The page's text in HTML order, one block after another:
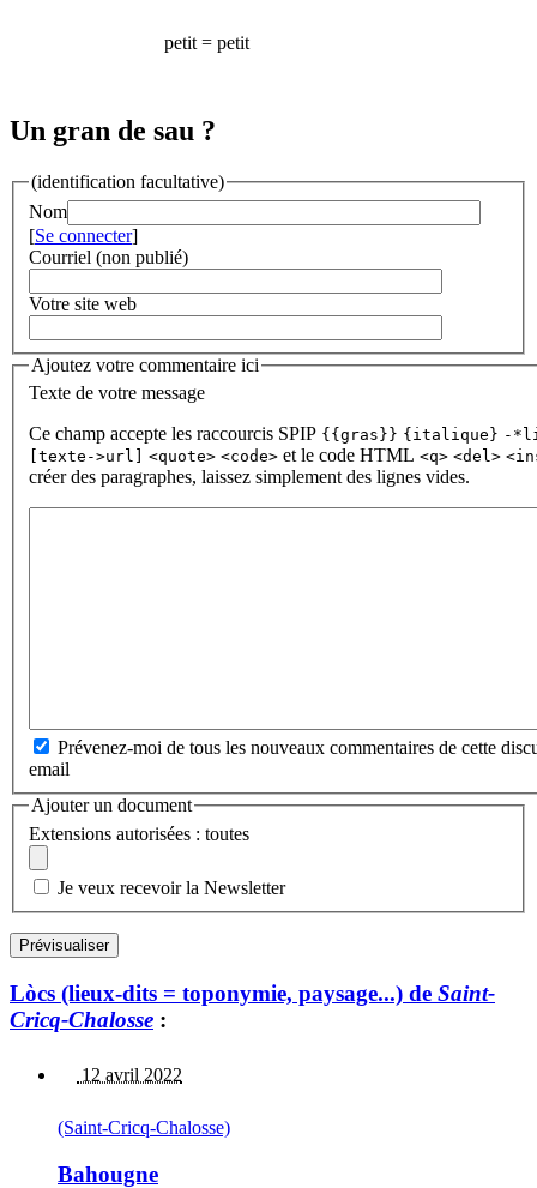
petit = petit
Un gran de sau ?
(identification facultative)
Nom
[Se connecter]
Courriel (non publié)
Votre site web
Ajoutez votre commentaire ici
Texte de votre message
Ce champ accepte les raccourcis SPIP {{gras}} {italique} -
[texte->url]
<quote> <code> et le code HTML <q> <del>
créer des paragraphes, laissez simplement des lignes vides.
Prévenez-moi de tous les nouveaux commentaires de cette
email
Ajouter un document
Extensions autorisées : toutes
Je veux recevoir la Newsletter
Lòcs (lieux-dits = toponymie, paysage...) de Saint-
Cricq-Chalosse :
12 avril 2022
(Saint-Cricq-Chalosse)
Bahougne